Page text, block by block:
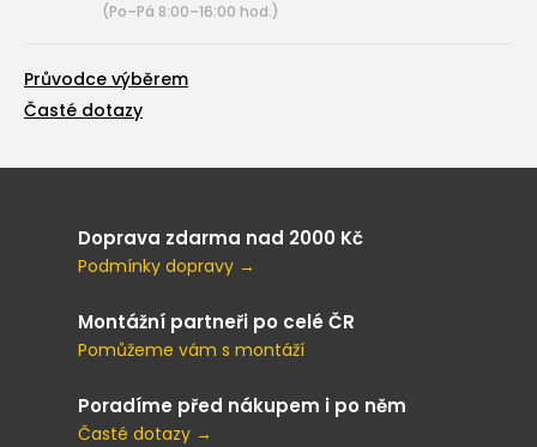
(Po–Pá 8:00–16:00 hod.)
Průvodce výběrem
Časté dotazy
Doprava zdarma nad 2000 Kč
Podmínky dopravy →
Montážní partneři po celé ČR
Pomůžeme vám s montáží
Poradíme před nákupem i po něm
Časté dotazy →